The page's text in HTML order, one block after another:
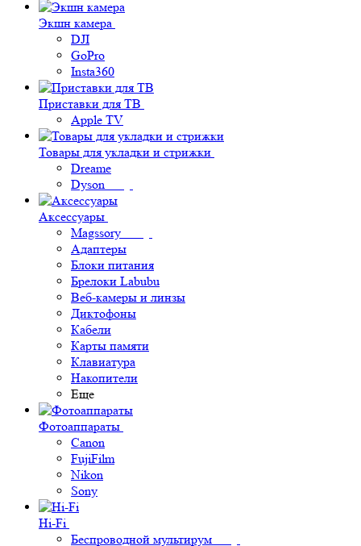
Экшн камера
DJI
GoPro
Insta360
Приставки для ТВ
Apple TV
Товары для укладки и стрижки
Dreame
Dyson
Аксессуары
Magssory
Адаптеры
Блоки питания
Брелоки Labubu
Веб-камеры и линзы
Диктофоны
Кабели
Карты памяти
Клавиатура
Накопители
Еще
Фотоаппараты
Canon
FujiFilm
Nikon
Sony
Hi-Fi
Беспроводной мультирум